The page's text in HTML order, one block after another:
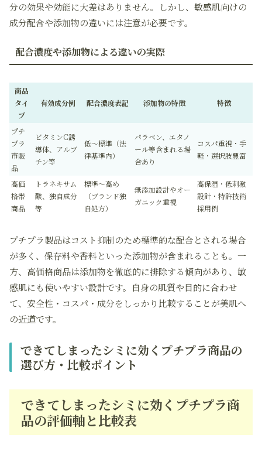
分の効果や効能に大差はありません。しかし、敏感肌向けの
成分配合や添加物の違いには注意が必要です。
配合濃度や添加物による違いの実際
商品
タイ
プ
有効成分例 配合濃度表記 添加物の特徴 特徴
プチ
プラ
市販
品
ビタミンC誘
導体、アルブ
チン等
低～標準（法
律基準内）
パラベン、エタノ
ール等含まれる場
合あり
コスパ重視・手
軽・選択肢豊富
高価
格帯
商品
トラネキサム
酸、独自成分
等
標準～高め
（ブランド独
自処方）
無添加設計やオー
ガニック重視
高保湿・低刺激
設計・特許技術
採用例
プチプラ製品はコスト抑制のため標準的な配合とされる場合
が多く、保存料や香料といった添加物が含まれることも。一
方、高価格商品は添加物を徹底的に排除する傾向があり、敏
感肌にも使いやすい設計です。自身の肌質や目的に合わせ
て、安全性・コスパ・成分をしっかり比較することが美肌へ
の近道です。
できてしまったシミに効くプチプラ商品の
選び方・比較ポイント
できてしまったシミに効くプチプラ商
品の評価軸と比較表